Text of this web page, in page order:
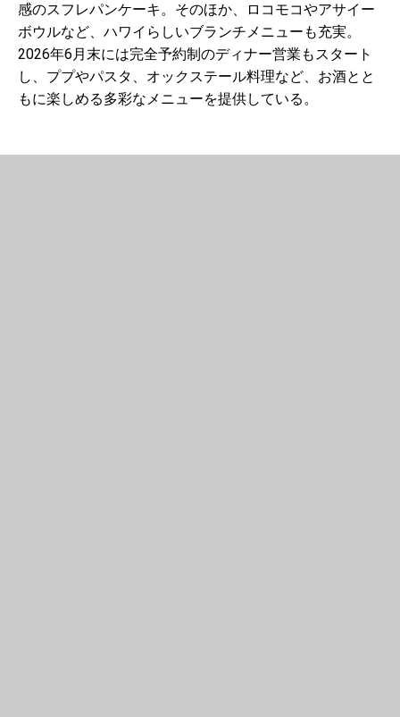
感のスフレパンケーキ。そのほか、ロコモコやアサイー
ボウルなど、ハワイらしいブランチメニューも充実。
2026年6月末には完全予約制のディナー営業もスタート
し、ププやパスタ、オックステール料理など、お酒とと
もに楽しめる多彩なメニューを提供している。